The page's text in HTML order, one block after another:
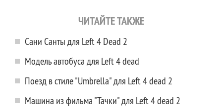
ЧИТАЙТЕ ТАКЖЕ
Сани Санты для Left 4 Dead 2
Модель автобуса для Left 4 dead
Поезд в стиле "Umbrella" для Left 4 dead 2
Машина из фильма "Тачки" для Left 4 dead 2